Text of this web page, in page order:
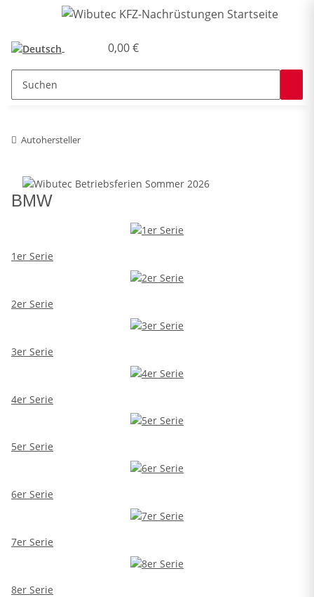
0,00 €
Autohersteller
BMW
1er Serie
2er Serie
3er Serie
4er Serie
5er Serie
6er Serie
7er Serie
8er Serie